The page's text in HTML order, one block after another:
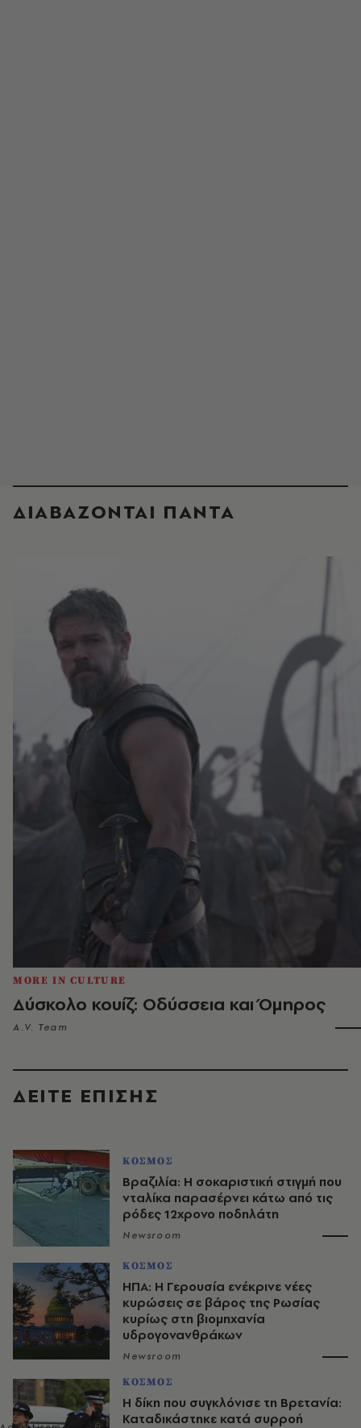
ΔΙΑΒΑΖΟΝΤΑΙ ΠΑΝΤΑ
MORE IN CULTURE
Δύσκολο κουίζ: Οδύσσεια και Όμηρος
A.V. Team
ΔΕΙΤΕ ΕΠΙΣΗΣ
ΚΟΣΜΟΣ
Βραζιλία: Η σοκαριστική στιγμή που
νταλίκα παρασέρνει κάτω από τις
ρόδες 12χρονο ποδηλάτη
Newsroom
ΚΟΣΜΟΣ
ΗΠΑ: Η Γερουσία ενέκρινε νέες
κυρώσεις σε βάρος της Ρωσίας
κυρίως στη βιομηχανία
υδρογονανθράκων
Newsroom
ΚΟΣΜΟΣ
H δίκη που συγκλόνισε τη Βρετανία:
Καταδικάστηκε κατά συρροή